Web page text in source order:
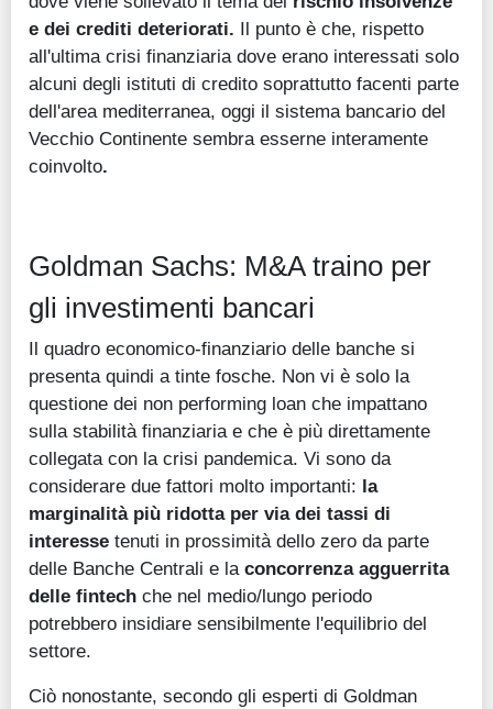
e dei crediti deteriorati. Il punto è che, rispetto
all'ultima crisi finanziaria dove erano interessati solo
alcuni degli istituti di credito soprattutto facenti parte
dell'area mediterranea, oggi il sistema bancario del
Vecchio Continente sembra esserne interamente
coinvolto.
Goldman Sachs: M&A traino per
gli investimenti bancari
Il quadro economico-finanziario delle banche si
presenta quindi a tinte fosche. Non vi è solo la
questione dei non performing loan che impattano
sulla stabilità finanziaria e che è più direttamente
collegata con la crisi pandemica. Vi sono da
considerare due fattori molto importanti: la
marginalità più ridotta per via dei tassi di
interesse tenuti in prossimità dello zero da parte
delle Banche Centrali e la concorrenza agguerrita
delle fintech che nel medio/lungo periodo
potrebbero insidiare sensibilmente l'equilibrio del
settore.
Ciò nonostante, secondo gli esperti di Goldman